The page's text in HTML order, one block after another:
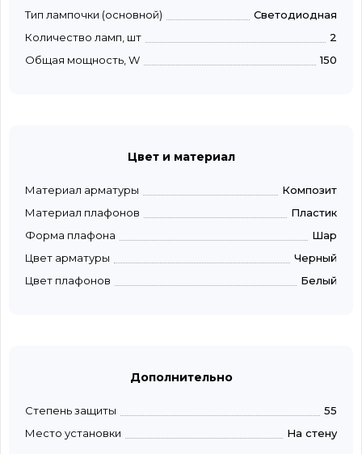
Тип лампочки (основной)
Светодиодная
Количество ламп, шт
2
Общая мощность, W
150
Цвет и материал
Материал арматуры
Композит
Материал плафонов
Пластик
Форма плафона
Шар
Цвет арматуры
Черный
Цвет плафонов
Белый
Дополнительно
Степень защиты
55
Место установки
На стену